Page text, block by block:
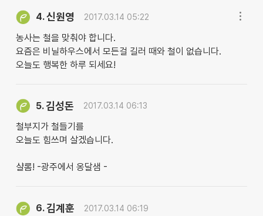
4.신원영 2017.03.14 05:22
농사는 철을 맞춰야 합니다.
요즘은 비닐하우스에서 모든걸 길러 때와 철이 없습니다.
오늘도 행복한 하루 되세요!
5.김성돈 2017.03.14 06:13
철부지가 철들기를
오늘도 힘쓰며 살겠습니다.
샬롬! -광주에서 옹달샘 -
6.김계훈 2017.03.14 06:19